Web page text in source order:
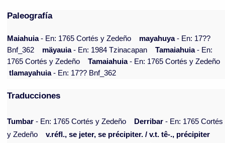
Paleografía
Maiahuia- En: 1765 Cortés y Zedeño mayahuya- En: 17??
Bnf_362
mäyauia- En: 1984 Tzinacapan Tamaiahuia- En:
1765 Cortés y Zedeño
Tamaiahuia- En: 1765 Cortés y Zedeño
tlamayahuia- En: 17?? Bnf_362
Traducciones
Tumbar - En: 1765 Cortés y Zedeño Derribar - En: 1765 Cortés
y Zedeño
v.réfl., se jeter, se précipiter. / v.t. tê-., précipiter